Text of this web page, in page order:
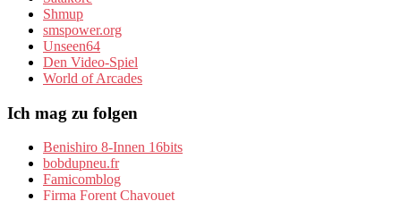
Shmup
smspower.org
Unseen64
Den Video-Spiel
World of Arcades
Ich mag zu folgen
Benishiro 8-Innen 16bits
bobdupneu.fr
Famicomblog
Firma Forent Chavouet